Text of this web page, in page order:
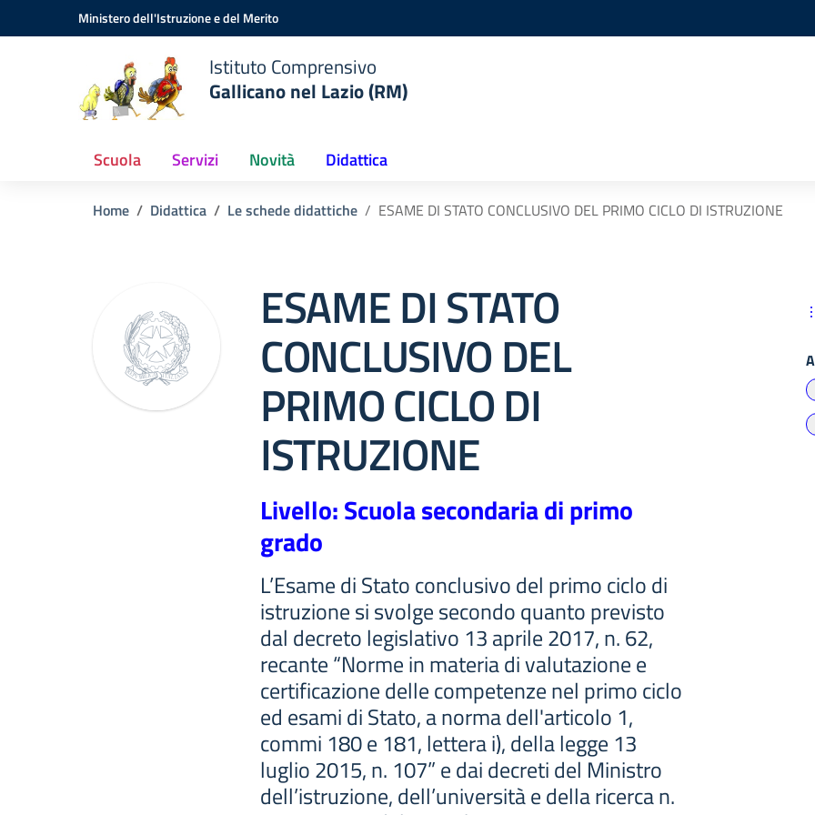
Vai ai contenuti
Vai al menu di navigazioneMinistero dell'Istruzione e del Merito
Istituto Comprensivo
Gallicano nel Lazio (RM)
Scuola Servizi Novità Didattica
Home Didattica Le schede didattiche ESAME DI STATO CONCLUSIVO DEL PRIMO CICLO DI ISTRUZIONE
ESAME DI STATO
CONCLUSIVO DEL
PRIMO CICLO DI
ISTRUZIONE
Livello: Scuola secondaria di primo
grado
L’Esame di Stato conclusivo del primo ciclo di
istruzione si svolge secondo quanto previsto
dal decreto legislativo 13 aprile 2017, n. 62,
recante “Norme in materia di valutazione e
certificazione delle competenze nel primo ciclo
ed esami di Stato, a norma dell'articolo 1,
commi 180 e 181, lettera i), della legge 13
luglio 2015, n. 107” e dai decreti del Ministro
dell’istruzione, dell’università e della ricerca n.